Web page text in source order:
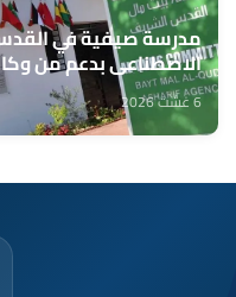
مدرسة صيفية في القدس
الاصطناعي بدعم من
6 غشت 2026